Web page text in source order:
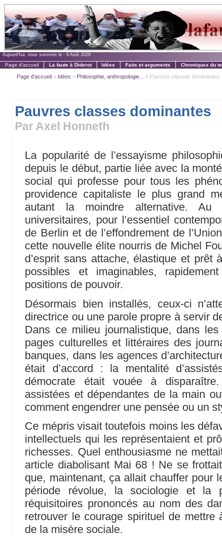
Aujourd'hui, nous sommes le : 6 Août 2026
Page d'accueil La faute à Diderot Idées Faits et arguments Chroniques du
Page d'accueil » Idées » Philosophie, anthropologie... » Pauvres classes dominantes
Pauvres classes dominantes
Par Axel Honneth
La popularité de l’essayisme
depuis le début, partie liée avec la
social qui professe pour tous les
providence capitaliste le plus grand
autant la moindre alternative.
universitaires, pour l’essentiel
de Berlin et de l’effondrement de
cette nouvelle élite nourris de Michel
d’esprit sans attache, élastique et prêt
possibles et imaginables,
positions de pouvoir.
Désormais bien installés, ceux-ci
directrice ou une parole propre à servir
Dans ce milieu journalistique, dans
pages culturelles et littéraires des
banques, dans les agences
était d’accord : la mentalité
démocrate était vouée à
assistées et dépendantes de la main
comment engendrer une pensée ou un
Ce mépris visait toutefois moins les
intellectuels qui les représentaient et
richesses. Quel enthousiasme ne
article diabolisant Mai 68 ! Ne se
que, maintenant, ça allait chauffer pour
période révolue, la sociologie et la
réquisitoires prononcés au nom des
retrouver le courage spirituel de mettre
de la misère sociale.